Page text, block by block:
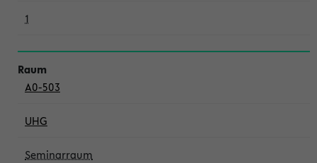
1
A0-503
UHG
Seminarraum